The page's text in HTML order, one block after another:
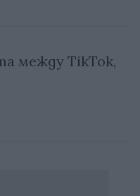
между TikTok,